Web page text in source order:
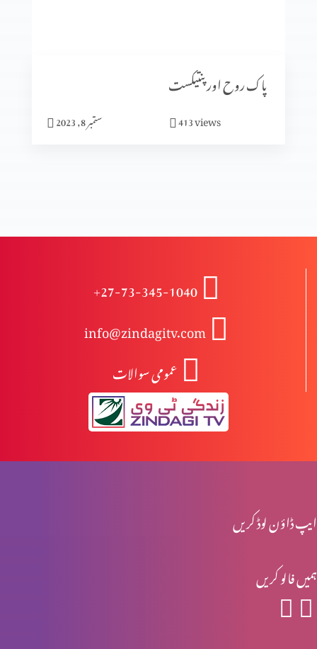
انبیاء و بزرگ – دانی ایل
انبیاء و بزرگ – حزقی ایل (حصہ 2)
انبیا ءو بزرگ – حزقی ایل
انبیا ءو بزرگ – یرمیاہ (حصہ 2)
پاک روح اور پنتیکست
ستمبر 8, 2023 413views
+27-73-345-1040
info@zindagitv.com
عمومی سوالات
ایپ ڈاؤن لوڈ کریں
ہمیں فالو کریں